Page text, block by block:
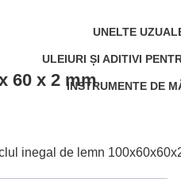
UNELTE
ULEIURI ȘI ADITIVI
INSTRUMENTE DE
60 x 2 mm
inegal de lemn